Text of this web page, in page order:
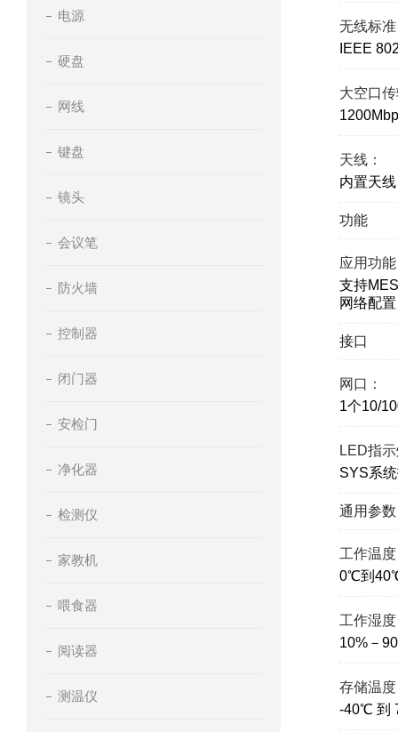
电源
硬盘
网线
键盘
镜头
会议笔
防火墙
控制器
闭门器
安检门
净化器
检测仪
家教机
喂食器
阅读器
测温仪
无线标
IEEE
大空口
天线：
内置天线
功能
应用功
支持
网络配
接口
网口：
1个10/
LED指
SYS系
通用参数
工作温
0℃到
工作湿
10%－
存储温
-40℃ 到